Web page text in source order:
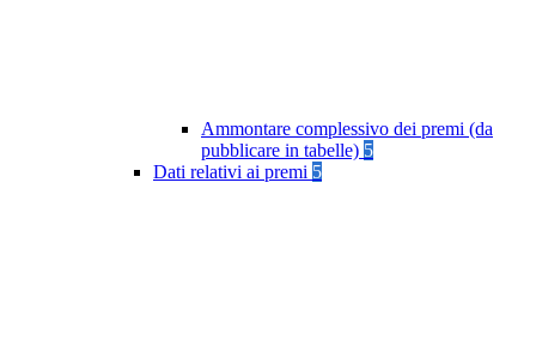
Ammontare complessivo dei premi (da
pubblicare in tabelle) 5
Dati relativi ai premi 5